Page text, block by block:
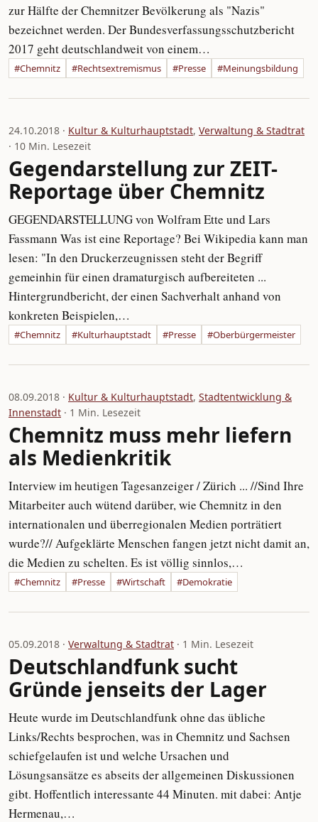
zur Hälfte der Chemnitzer Bevölkerung als "Nazis"
bezeichnet werden. Der Bundesverfassungsschutzbericht
2017 geht deutschlandweit von einem…
#Chemnitz #Rechtsextremismus #Presse #Meinungsbildung
24.10.2018 · Kultur & Kulturhauptstadt, Verwaltung & Stadtrat
· 10 Min. Lesezeit
Gegendarstellung zur ZEIT-
Reportage über Chemnitz
GEGENDARSTELLUNG von Wolfram Ette und Lars
Fassmann Was ist eine Reportage? Bei Wikipedia kann man
lesen: "In den Druckerzeugnissen steht der Begriff
gemeinhin für einen dramaturgisch aufbereiteten ...
Hintergrundbericht, der einen Sachverhalt anhand von
konkreten Beispielen,…
#Chemnitz #Kulturhauptstadt #Presse #Oberbürgermeister
08.09.2018 · Kultur & Kulturhauptstadt, Stadtentwicklung &
Innenstadt · 1 Min. Lesezeit
Chemnitz muss mehr liefern
als Medienkritik
Interview im heutigen Tagesanzeiger / Zürich ... //Sind Ihre
Mitarbeiter auch wütend darüber, wie Chemnitz in den
internationalen und überregionalen Medien porträtiert
wurde?// Aufgeklärte Menschen fangen jetzt nicht damit an,
die Medien zu schelten. Es ist völlig sinnlos,…
#Chemnitz #Presse #Wirtschaft #Demokratie
05.09.2018 · Verwaltung & Stadtrat · 1 Min. Lesezeit
Deutschlandfunk sucht
Gründe jenseits der Lager
Heute wurde im Deutschlandfunk ohne das übliche
Links/Rechts besprochen, was in Chemnitz und Sachsen
schiefgelaufen ist und welche Ursachen und
Lösungsansätze es abseits der allgemeinen Diskussionen
gibt. Hoffentlich interessante 44 Minuten. mit dabei: Antje
Hermenau,…